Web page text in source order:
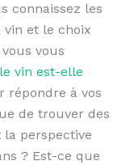
connaissez les
vin et le choix
vous
vin est-elle
répondre à vos
de trouver des
perspective
? Est-ce que